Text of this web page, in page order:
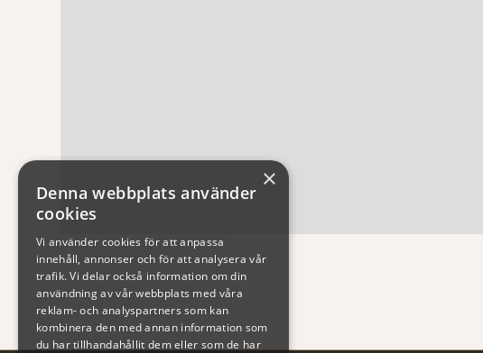
×
Denna webbplats använder
cookies
Vi använder cookies för att anpassa
innehåll, annonser och för att analysera vår
trafik. Vi delar också information om din
användning av vår webbplats med våra
reklam- och analyspartners som kan
kombinera den med annan information som
du har tillhandahållit dem eller som de har